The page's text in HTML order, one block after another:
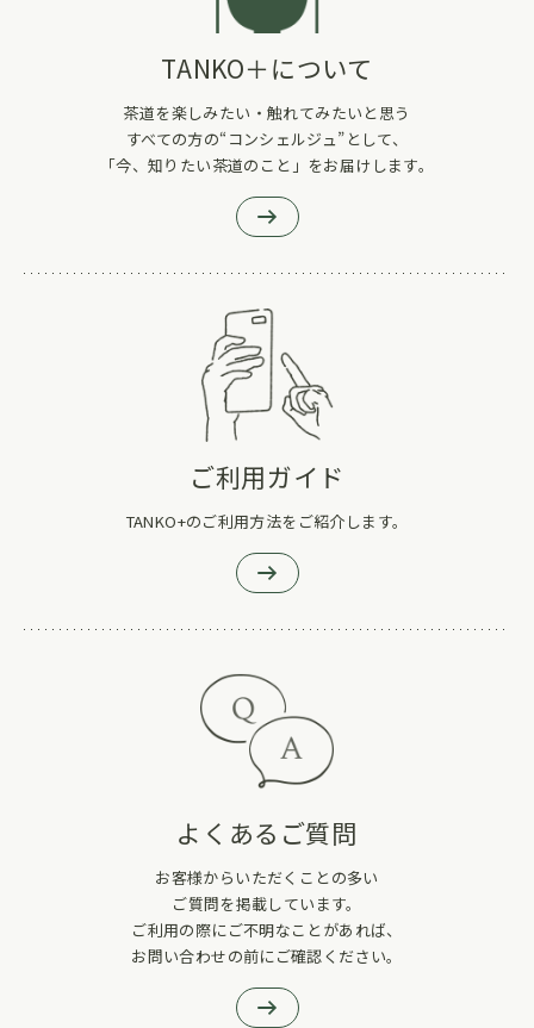
TANKO＋について
茶道を楽しみたい・触れてみたいと思う
すべての方の“コンシェルジュ”として、
「今、知りたい茶道のこと」をお届けします。
ご利用ガイド
TANKO+のご利用方法をご紹介します。
よくあるご質問
お客様からいただくことの多い
ご質問を掲載しています。
ご利用の際にご不明なことがあれば、
お問い合わせの前にご確認ください。